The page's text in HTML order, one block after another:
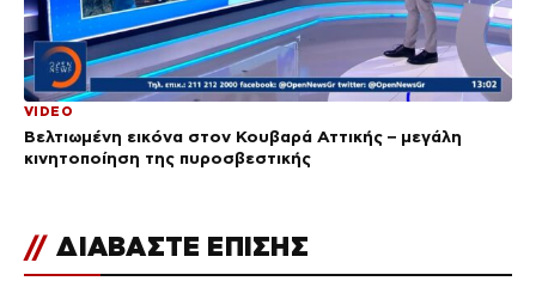
VIDEO
Βελτιωμένη εικόνα στον Κουβαρά Αττικής – μεγάλη
κινητοποίηση της πυροσβεστικής
// ΔΙΑΒΑΣΤΕ ΕΠΙΣΗΣ